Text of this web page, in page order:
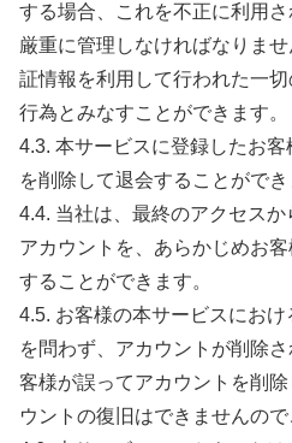
する場合、これを不正に利用
厳重に管理しなければなりま
証情報を利用して行われた一
行為とみなすことができます。
4.3. 本サービスに登録したお
を削除して退会することができ
4.4. 当社は、最終のアクセス
アカウントを、あらかじめお
することができます。
4.5. お客様の本サービスにお
を問わず、アカウントが削除
客様が誤ってアカウントを削
ウントの復旧はできませんので